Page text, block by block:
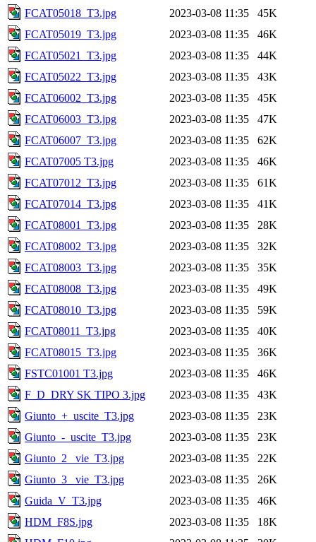
FCAT05018_T3.jpg
2023-03-08 11:35
45K
FCAT05019_T3.jpg
2023-03-08 11:35
46K
FCAT05021_T3.jpg
2023-03-08 11:35
44K
FCAT05022_T3.jpg
2023-03-08 11:35
43K
FCAT06002_T3.jpg
2023-03-08 11:35
45K
FCAT06003_T3.jpg
2023-03-08 11:35
47K
FCAT06007_T3.jpg
2023-03-08 11:35
62K
FCAT07005 T3.jpg
2023-03-08 11:35
46K
FCAT07012_T3.jpg
2023-03-08 11:35
61K
FCAT07014_T3.jpg
2023-03-08 11:35
41K
FCAT08001_T3.jpg
2023-03-08 11:35
28K
FCAT08002_T3.jpg
2023-03-08 11:35
32K
FCAT08003_T3.jpg
2023-03-08 11:35
35K
FCAT08008_T3.jpg
2023-03-08 11:35
49K
FCAT08010_T3.jpg
2023-03-08 11:35
59K
FCAT08011_T3.jpg
2023-03-08 11:35
40K
FCAT08015_T3.jpg
2023-03-08 11:35
36K
FSTC01001 T3.jpg
2023-03-08 11:35
46K
F_D_DRY SK TIPO 3.jpg
2023-03-08 11:35
43K
Giunto_+_uscite_T3.jpg
2023-03-08 11:35
23K
Giunto_-_uscite_T3.jpg
2023-03-08 11:35
23K
Giunto_2_ vie_T3.jpg
2023-03-08 11:35
22K
Giunto_3_ vie_T3.jpg
2023-03-08 11:35
26K
Guida_V_T3.jpg
2023-03-08 11:35
46K
HDM_F8S.jpg
2023-03-08 11:35
18K